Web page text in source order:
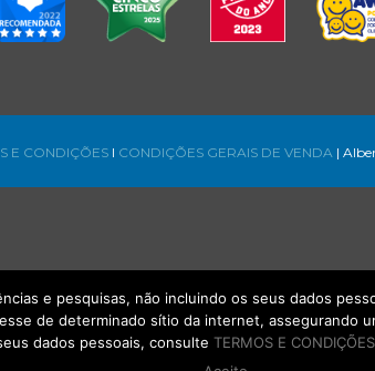
E CONDIÇÕES l CONDIÇÕES GERAIS DE VENDA |
e pesquisas, não incluindo os seus dados
de determinado sítio da internet, assegurando
dados pessoais, consulte TERMOS E CONDIÇÕES